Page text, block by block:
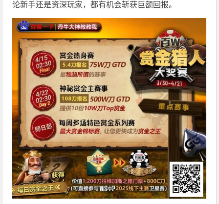
论新手还是资深玩家，都有机会斩获巨额回报。